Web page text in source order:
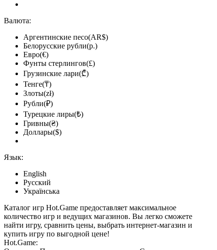
Валюта:
Аргентинские песо(AR$)
Белорусские рубли(р.)
Евро(€)
Фунты стерлингов(£)
Грузинские лари(₾)
Тенге(₸)
Злоты(zł)
Рубли(₽)
Турецкие лиры(₺)
Гривны(₴)
Доллары($)
Язык:
English
Русский
Українська
Каталог игр Hot.Game предоставляет максимальное
количество игр и ведущих магазинов. Вы легко сможете
найти игру, сравнить цены, выбрать интернет-магазин и
купить игру по выгодной цене!
Hot.Game: